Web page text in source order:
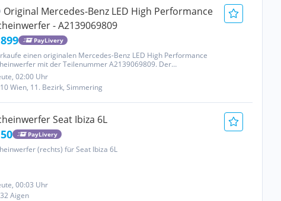
Original Mercedes-Benz LED High Performance
- A2139069809
PayLivery
einen originalen Mercedes-Benz LED High Performance
mit der Teilenummer A2139069809. Der
ist gebraucht, befindet sich jedoch in einem sehr
Zustand. Die Streuscheibe ist klar und ohne Risse oder
02:00 Uhr
Wien, 11. Bezirk, Simmering
Seat Ibiza 6L
PayLivery
(rechts) für Seat Ibiza 6L
00:03 Uhr
Aigen